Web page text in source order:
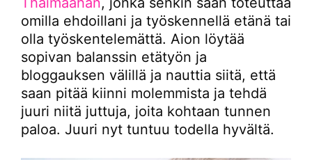
omilla ehdoillani ja työskennellä etänä tai
olla työskentelemättä. Aion löytää
sopivan balanssin etätyön ja
bloggauksen välillä ja nauttia siitä, että
saan pitää kiinni molemmista ja tehdä
juuri niitä juttuja, joita kohtaan tunnen
paloa. Juuri nyt tuntuu todella hyvältä.